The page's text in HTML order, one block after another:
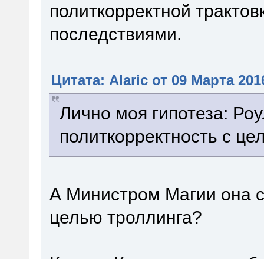
политкорректной
последствиями.
Цитата: Alaric от 09 Марта
Лично моя гипотеза:
политкорректность с
А Министром Магии она
целью троллинга?